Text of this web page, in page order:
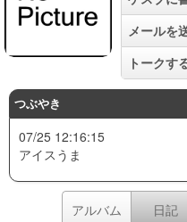
メールを
トークす
つぶやき
07/25 12:16:15
アイスうま
アルバム 日記